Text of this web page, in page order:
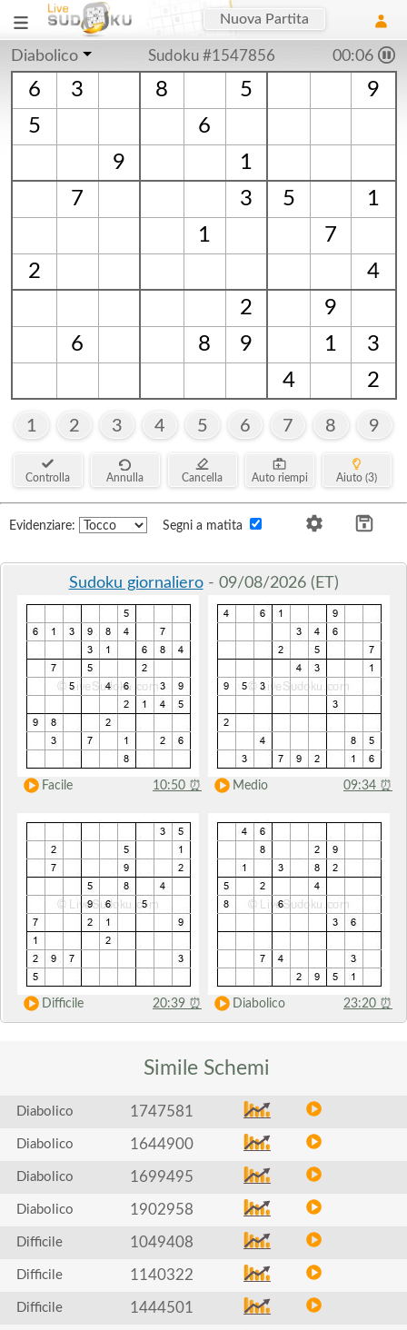
Nuova Partita
Diabolico Sudoku #1547856 00:07
6 3 8 5
9
5
6
9
1
7
3 5
1
1
7
2
4
2
9
6
8 9 1
3
4
2
1 2 3 4 5 6 7 8 9
Controlla Annulla Cancella Auto riempi Aiuto (3)
Evidenziare: Segni a matita
Sudoku giornaliero- 09/08/2026 (ET)
Facile 10:50 ⏰ Medio 09:34 ⏰
Difficile 20:39 ⏰ Diabolico 23:20 ⏰
Simile Schemi
Diabolico 1747581
Diabolico 1644900
Diabolico 1699495
Diabolico 1902958
Difficile 1049408
Difficile 1140322
Difficile 1444501